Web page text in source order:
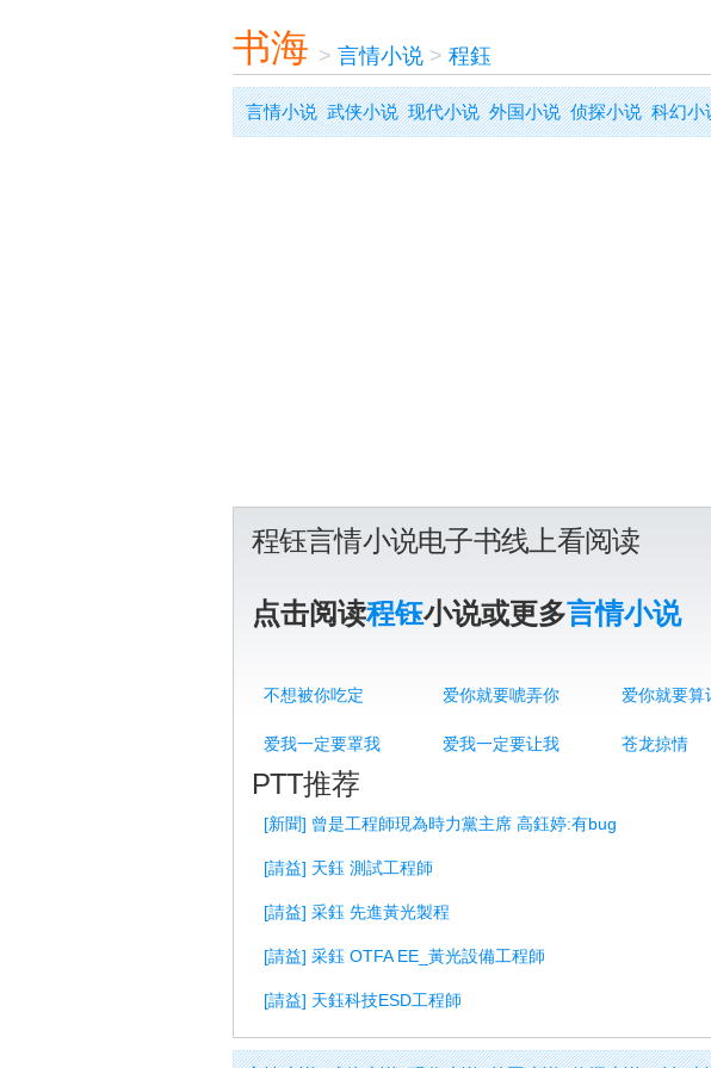
书海 > 言情小说> 程鈺
言情小说 武侠小说 现代小说 外国小说 侦探小说 科幻小
程钰言情小说电子书线上看阅读
点击阅读程钰小说或更多言情小说
不想被你吃定 爱你就要唬弄你 爱你就要算
爱我一定要罩我 爱我一定要让我 苍龙掠情
PTT推荐
[新聞] 曾是工程師現為時力黨主席 高鈺婷:有bug
[請益] 天鈺 測試工程師
[請益] 采鈺 先進黃光製程
[請益] 采鈺 OTFA EE_黃光設備工程師
[請益] 天鈺科技ESD工程師